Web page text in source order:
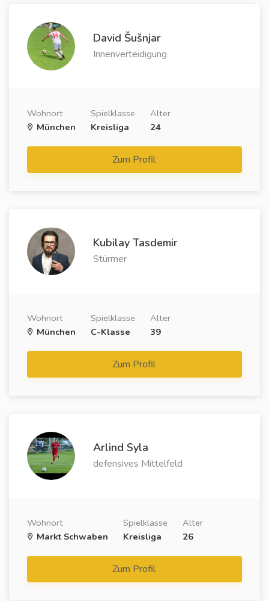
David Šušnjar
Innenverteidigung
Wohnort
München
Spielklasse
Kreisliga
Alter
24
Zum Profil
Kubilay Tasdemir
Stürmer
Wohnort
München
Spielklasse
C-Klasse
Alter
39
Zum Profil
Arlind Syla
defensives Mittelfeld
Wohnort
Markt Schwaben
Spielklasse
Kreisliga
Alter
26
Zum Profil